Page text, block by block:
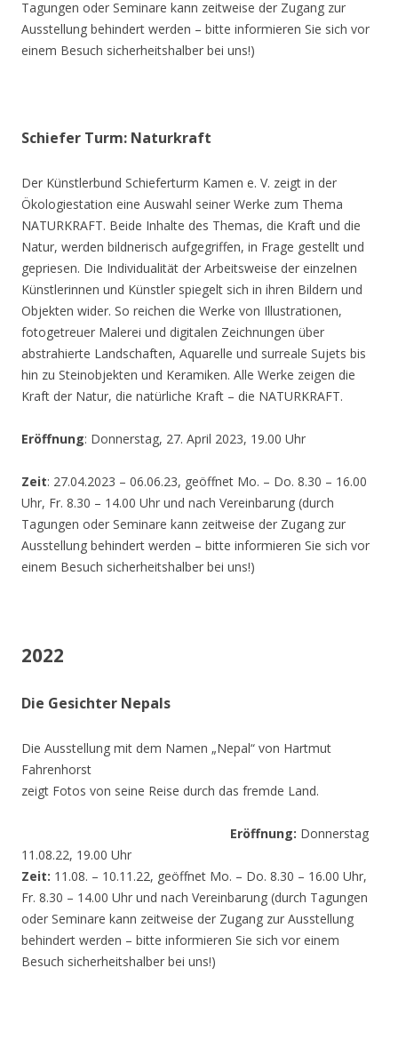
Tagungen oder Seminare kann zeitweise der Zugang zur
Ausstellung behindert werden – bitte informieren Sie sich vor
einem Besuch sicherheitshalber bei uns!)
Schiefer Turm: Naturkraft
Der Künstlerbund Schieferturm Kamen e. V. zeigt in der
Ökologiestation eine Auswahl seiner Werke zum Thema
NATURKRAFT. Beide Inhalte des Themas, die Kraft und die
Natur, werden bildnerisch aufgegriffen, in Frage gestellt und
gepriesen. Die Individualität der Arbeitsweise der einzelnen
Künstlerinnen und Künstler spiegelt sich in ihren Bildern und
Objekten wider. So reichen die Werke von Illustrationen,
fotogetreuer Malerei und digitalen Zeichnungen über
abstrahierte Landschaften, Aquarelle und surreale Sujets bis
hin zu Steinobjekten und Keramiken. Alle Werke zeigen die
Kraft der Natur, die natürliche Kraft – die NATURKRAFT.
Eröffnung: Donnerstag, 27. April 2023, 19.00 Uhr
Zeit: 27.04.2023 – 06.06.23, geöffnet Mo. – Do. 8.30 – 16.00
Uhr, Fr. 8.30 – 14.00 Uhr und nach Vereinbarung (durch
Tagungen oder Seminare kann zeitweise der Zugang zur
Ausstellung behindert werden – bitte informieren Sie sich vor
einem Besuch sicherheitshalber bei uns!)
2022
Die Gesichter Nepals
Die Ausstellung mit dem Namen „Nepal“ von Hartmut
Fahrenhorst
zeigt Fotos von seine Reise durch das fremde Land.
Eröffnung: Donnerstag
11.08.22, 19.00 Uhr
Zeit: 11.08. – 10.11.22, geöffnet Mo. – Do. 8.30 – 16.00 Uhr,
Fr. 8.30 – 14.00 Uhr und nach Vereinbarung (durch Tagungen
oder Seminare kann zeitweise der Zugang zur Ausstellung
behindert werden – bitte informieren Sie sich vor einem
Besuch sicherheitshalber bei uns!)